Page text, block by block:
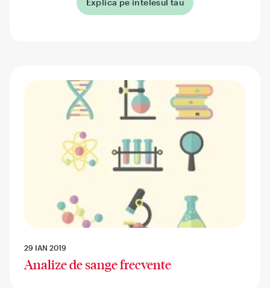
Explica pe intelesul tau
29 IAN 2019
Analize de sange frecvente